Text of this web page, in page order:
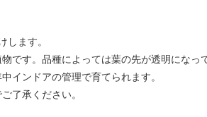
します。
です。品種によっては葉の先が透明にな
インドアの管理で育てられます。
了承ください。